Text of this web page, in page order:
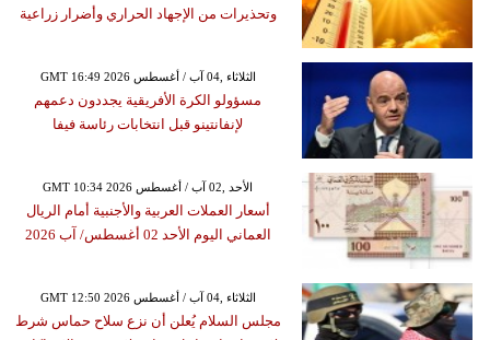
وتحذيرات من الإجهاد الحراري وأضرار زراعية
GMT 16:49 2026 الثلاثاء ,04 آب / أغسطس
مسؤولو الكرة الأفريقية يجددون دعمهم
لإنفانتينو قبل انتخابات رئاسة فيفا
GMT 10:34 2026 الأحد ,02 آب / أغسطس
أسعار العملات العربية والأجنبية أمام الريال
العماني اليوم الأحد 02 أغسطس/ آب 2026
GMT 12:50 2026 الثلاثاء ,04 آب / أغسطس
مجلس السلام يُعلن أن نزع سلاح حماس شرط